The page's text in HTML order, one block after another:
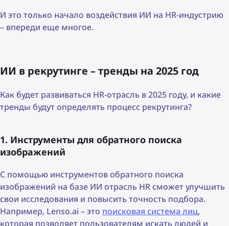
И это только начало воздействия ИИ на HR-индустрию
– впереди еще многое.
ИИ в рекрутинге – тренды на 2025 год
Как будет развиваться HR-отрасль в 2025 году, и какие
тренды будут определять процесс рекрутинга?
1. Инструменты для обратного поиска
изображений
С помощью инструментов обратного поиска
изображений на базе ИИ отрасль HR сможет улучшить
свои исследования и повысить точность подбора.
Например, Lenso.ai – это поисковая система лиц,
которая позволяет пользователям искать людей и